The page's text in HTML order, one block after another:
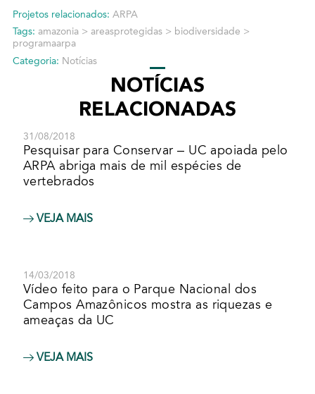
Projetos relacionados: ARPA
Tags: amazonia> areasprotegidas> biodiversidade >
programaarpa
Categoria: Notícias
NOTÍCIAS
RELACIONADAS
31/08/2018
Pesquisar para Conservar – UC apoiada pelo
ARPA abriga mais de mil espécies de
vertebrados
VEJA MAIS
14/03/2018
Vídeo feito para o Parque Nacional dos
Campos Amazônicos mostra as riquezas e
ameaças da UC
VEJA MAIS